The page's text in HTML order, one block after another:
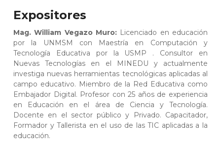
Expositores
Mag. William Vegazo Muro: Licenciado en educación
por la UNMSM con Maestría en Computación y
Tecnología Educativa por la USMP . Consultor en
Nuevas Tecnologías en el MINEDU y actualmente
investiga nuevas herramientas tecnológicas aplicadas al
campo educativo. Miembro de la Red Educativa como
Embajador Digital. Profesor con 25 años de experiencia
en Educación en el área de Ciencia y Tecnología.
Docente en el sector público y Privado. Capacitador,
Formador y Tallerista en el uso de las TIC aplicadas a la
educación.